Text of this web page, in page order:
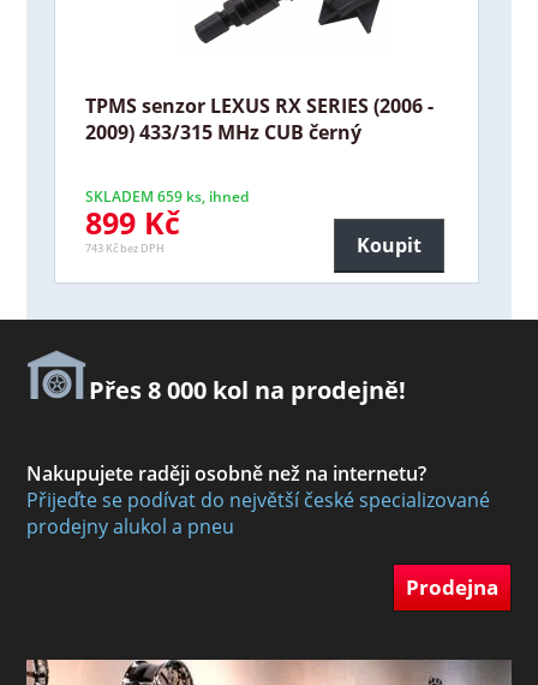
TPMS senzor LEXUS RX SERIES (2006 -
2009) 433/315 MHz CUB černý
SKLADEM 659 ks, ihned
899 Kč
743 Kč bez DPH Koupit
Přes 8 000 kol na prodejně!
Nakupujete raději osobně než na internetu?
Přijeďte se podívat do největší české specializované
prodejny alukol a pneu
Prodejna